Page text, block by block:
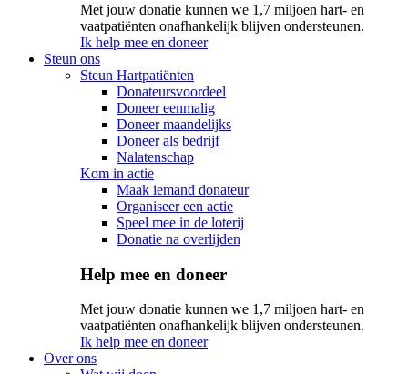
Met jouw donatie kunnen we 1,7 miljoen hart- en
vaatpatiënten onafhankelijk blijven ondersteunen.
Ik help mee en doneer
Steun ons
Steun Hartpatiënten
Donateursvoordeel
Doneer eenmalig
Doneer maandelijks
Doneer als bedrijf
Nalatenschap
Kom in actie
Maak iemand donateur
Organiseer een actie
Speel mee in de loterij
Donatie na overlijden
Help mee en doneer
Met jouw donatie kunnen we 1,7 miljoen hart- en
vaatpatiënten onafhankelijk blijven ondersteunen.
Ik help mee en doneer
Over ons